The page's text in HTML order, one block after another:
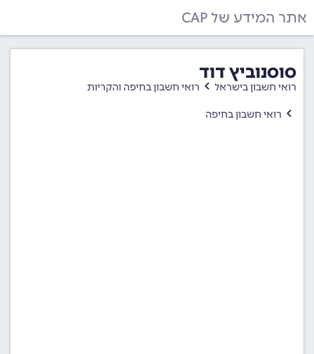
אתר המידע של CAP
סוסנוביץ דוד
רואי חשבון בישראל רואי חשבון בחיפה והקריות
רואי חשבון בחיפה